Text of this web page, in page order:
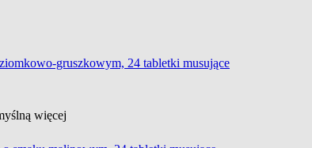
gruszkowym, 24 tabletki musujące
więcej